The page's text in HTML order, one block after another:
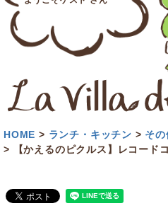
HOME ランチ・キッチン
その
【かえるのピクルス】レコー